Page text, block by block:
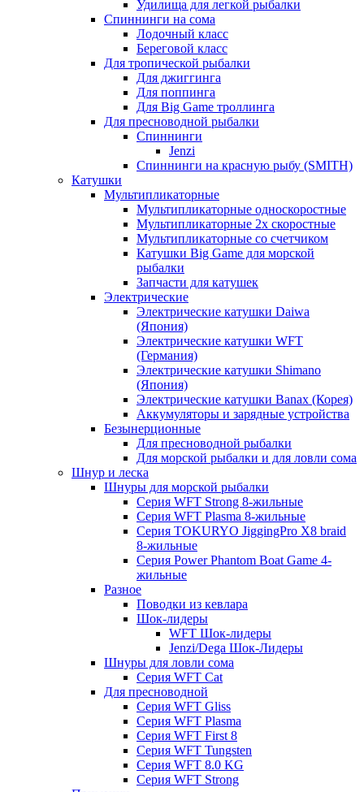
Удилища для легкой рыбалки
Спиннинги на сома
Лодочный класс
Береговой класс
Для тропической рыбалки
Для джиггинга
Для поппинга
Для Big Game троллинга
Для пресноводной рыбалки
Спиннинги
Jenzi
Спиннинги на красную рыбу (SMITH)
Катушки
Мультипликаторные
Мультипликаторные односкоростные
Мультипликаторные 2х скоростные
Мультипликаторные со счетчиком
Катушки Big Game для морской
рыбалки
Запчасти для катушек
Электрические
Электрические катушки Daiwa
(Япония)
Электрические катушки WFT
(Германия)
Электрические катушки Shimano
(Япония)
Электрические катушки Banax (Корея)
Аккумуляторы и зарядные устройства
Безынерционные
Для пресноводной рыбалки
Для морской рыбалки и для ловли сома
Шнур и леска
Шнуры для морской рыбалки
Серия WFT Strong 8-жильные
Серия WFT Plasma 8-жильные
Серия TOKURYO JiggingPro X8 braid
8-жильные
Серия Power Phantom Boat Game 4-
жильные
Разное
Поводки из кевлара
Шок-лидеры
WFT Шок-лидеры
Jenzi/Dega Шок-Лидеры
Шнуры для ловли сома
Серия WFT Cat
Для пресноводной
Серия WFT Gliss
Серия WFT Plasma
Серия WFT First 8
Серия WFT Tungsten
Серия WFT 8.0 KG
Серия WFT Strong